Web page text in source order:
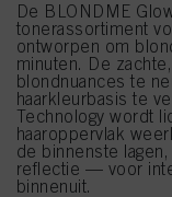
De BLONDME
tonerassortiment
ontworpen om
minuten. De
blondnuances te
haarkleurbasis te
Technology wordt
haaroppervlak
de binnenste
reflectie — voor
binnenuit.